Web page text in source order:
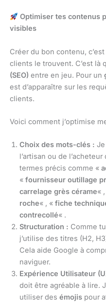
Optimiser tes contenus
visibles
Créer du bon contenu,
clients le trouvent. C’est là
(SEO) entre en jeu. Pour un
est d’apparaître sur les
clients.
Voici comment j’optimise
Choix des mots-clés :
l’artisan ou de
termes précis comme «
« fournisseur outillage
carrelage grès cérame«
roche« , « fiche
contrecollé« .
Structuration : Comme
j’utilise des titres (H2,
Cela aide Google à
naviguer.
Expérience Utilisateur
doit être agréable à lire.
utiliser des émojis pour